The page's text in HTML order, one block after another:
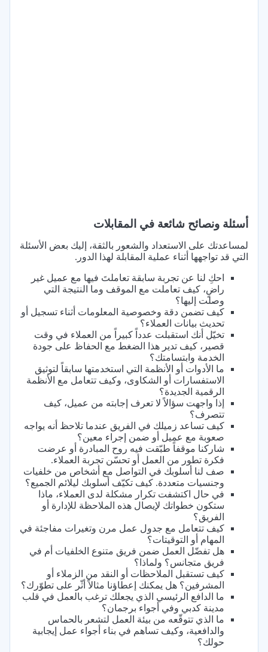
أسئلة ونصائح شائعة في المقابلات
لمساعدتك على الاستعداد والشعور بالثقة، إليك بعض الأسئلة
التي قد تواجهها أثناء عملية المقابلة لهذا الدور.
احكِ لنا عن تجربة سابقة تعاملتَ فيها مع عميل غير
راضٍ، كيف تعاملت مع الموقف وما النتيجة التي
وصلت إليها؟
كيف تضمن دقة وخصوصية المعلومات أثناء تسجيل أو
تحديث بيانات العملاء؟
تخيّل أنك استقبلت عدداً كبيراً من العملاء في وقت
قصير، كيف تدير هذا الضغط مع الحفاظ على جودة
الخدمة وابتسامتك؟
ما الأدوات أو الأنظمة التي استخدمتها سابقاً لتوثيق
الاستفسارات أو الشكاوى، وكيف تتعامل مع الأنظمة
الرقمية الجديدة؟
إذا واجهت سؤالاً لا تعرف إجابته من عميل، كيف
تتصرف؟
كيف تساعد زميلك في الفريق عندما تلاحظ أنه يواجه
صعوبة مع عميل أو ضمن إجراء معين؟
شاركنا موقفاً طبّقت فيه روح المبادرة أو عرضت
فكرة تطور من العمل أو تحسّن تجربة العملاء.
صف لنا أسلوبك في التواصل مع أشخاص من خلفيات
وجنسيات متعددة. كيف تكيّف أسلوبك ليلائم الجميع؟
في حال اكتشفت تكرار مشكلة لدى العملاء، ماذا
ستكون خطواتك لإيصال هذه الملاحظة للإدارة أو
الفريق؟
كيف تتعامل مع جدول عمل مرن وتغيرات مفاجئة في
المهام أو التوقيتات؟
هل تفضّل العمل ضمن فريق متنوع الخلفيات أم في
فريق متجانس؟ ولماذا؟
كيف تستقبل الملاحظات أو النقد من الزملاء أو
المشرفين؟ هل يمكنك إعطاؤنا مثالاً أثّر على تطوّرك؟
ما الدافع الرئيسي الذي يجعلك ترغب بالعمل في قلب
مدينة كدبي وفي أجواء برجمان؟
ما الذي تتوقّعه من بيئة العمل لتشعر بالحماس
والدافعية، وكيف تساهم في بناء أجواء عمل إيجابية
حولك؟